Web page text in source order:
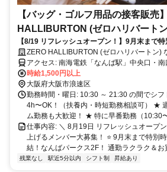
【バッグ・ゴルフ用品の接客販売
HALLIBURTON (ゼロハリバート
店
【8/19 リフレッシュオープン！】9月末まで
日4h〜短時間＆扶養内OK！社割・制服あり◎
フルタイム歓迎♪
ZERO HALLIBURTON (ゼロハリバートン)
アクセス: 南海電鉄「なんば駅」中央口・南口直結 ・Osaka Metro御
堂筋線 「なんば駅」南改札口より徒歩約7
駅」東改札口より徒歩約9分
時給1,500円以上
大阪府大阪市浪速区
勤務時間・曜日: 10:30 ～ 21:30 の間でシ
4h〜OK！（扶養内・時短勤務相談可） ★
ム勤務も大歓迎！ ★ 特に早番勤務（10:30
仕事内容: ＼ 8月19日 リフレッシュオープ
上げるメンバー大募集！ ⭐ 9月末まで特別
結！なんばパークス2F！ 通勤ラクラク＆お
残業なし 駅近5分以内 シフト制 昇給あり